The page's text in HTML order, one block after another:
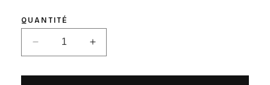
QUANTITÉ
Réduire
la
Augmenter
la